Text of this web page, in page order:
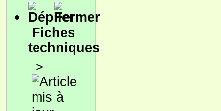
Fiches
techniques
>